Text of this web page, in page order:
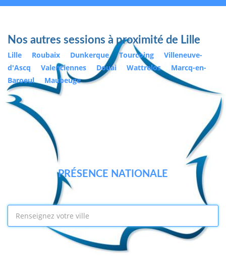
Nos autres sessions à proximité de Lille
Lille Roubaix Dunkerque Tourcoing
Villeneuve-
d'Ascq
Valenciennes Douai Wattrelos
Marcq-en-
Baroeul
Maubeuge
PRÉSENCE NATIONALE